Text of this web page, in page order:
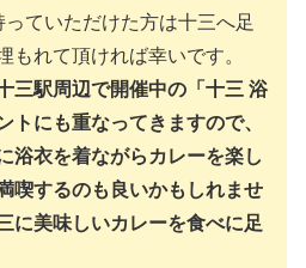
ていただけた方は十三へ足
もれて頂ければ幸いです。
三駅周辺で開催中の「十三 浴
トにも重なってきますので、
浴衣を着ながらカレーを楽し
喫するのも良いかもしれませ
に美味しいカレーを食べに足